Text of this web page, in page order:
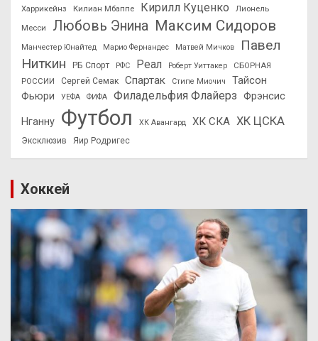
Харрикейнз
Килиан Мбаппе Кирилл Куценко
Лионель
Месси
Любовь Энина Максим Сидоров
Манчестер Юнайтед Марио Фернандес Матвей Мичков
Павел
Ниткин
РБ Спорт РФС Реал Роберт Уиттакер
СБОРНАЯ
РОССИИ
Сергей Семак Спартак Стипе Миочич
Тайсон
Фьюри
УЕФА ФИФА Филадельфия Флайерз Фрэнсис
Нганну Футбол ХК Авангард ХК СКА ХК ЦСКА
Эксклюзив Яир Родригес
Хоккей